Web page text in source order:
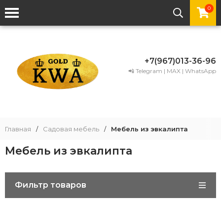
0
+7(967)013-36-96
📲 Telegram | MAX | WhatsApp
Главная / Садовая мебель / Мебель из эвкалипта
Мебель из эвкалипта
Фильтр товаров